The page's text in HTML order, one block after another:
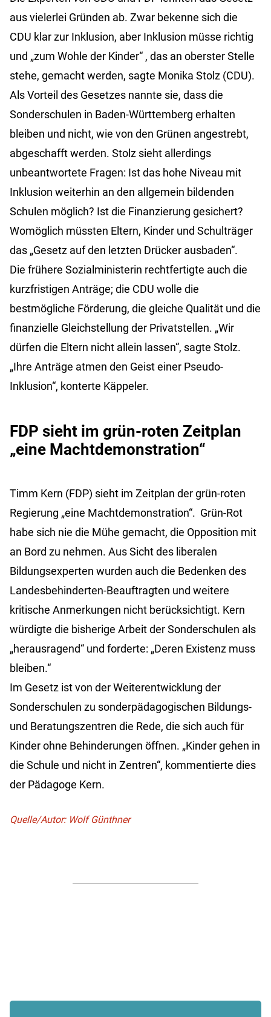
aus vielerlei Gründen ab. Zwar bekenne sich die
CDU klar zur Inklusion, aber Inklusion müsse richtig
und „zum Wohle der Kinder“ , das an oberster Stelle
stehe, gemacht werden, sagte Monika Stolz (CDU).
Als Vorteil des Gesetzes nannte sie, dass die
Sonderschulen in Baden-Württemberg erhalten
bleiben und nicht, wie von den Grünen angestrebt,
abgeschafft werden. Stolz sieht allerdings
unbeantwortete Fragen: Ist das hohe Niveau mit
Inklusion weiterhin an den allgemein bildenden
Schulen möglich? Ist die Finanzierung gesichert?
Womöglich müssten Eltern, Kinder und Schulträger
das „Gesetz auf den letzten Drücker ausbaden“.
Die frühere Sozialministerin rechtfertigte auch die
kurzfristigen Anträge; die CDU wolle die
bestmögliche Förderung, die gleiche Qualität und die
finanzielle Gleichstellung der Privatstellen. „Wir
dürfen die Eltern nicht allein lassen“, sagte Stolz.
„Ihre Anträge atmen den Geist einer Pseudo-
Inklusion“, konterte Käppeler.
FDP sieht im grün-roten Zeitplan
„eine Machtdemonstration“
Timm Kern (FDP) sieht im Zeitplan der grün-roten
Regierung „eine Machtdemonstration“. Grün-Rot
habe sich nie die Mühe gemacht, die Opposition mit
an Bord zu nehmen. Aus Sicht des liberalen
Bildungsexperten wurden auch die Bedenken des
Landesbehinderten-Beauftragten und weitere
kritische Anmerkungen nicht berücksichtigt. Kern
würdigte die bisherige Arbeit der Sonderschulen als
„herausragend“ und forderte: „Deren Existenz muss
bleiben.“
Im Gesetz ist von der Weiterentwicklung der
Sonderschulen zu sonderpädagogischen Bildungs-
und Beratungszentren die Rede, die sich auch für
Kinder ohne Behinderungen öffnen. „Kinder gehen in
die Schule und nicht in Zentren“, kommentierte dies
der Pädagoge Kern.
Quelle/Autor: Wolf Günthner